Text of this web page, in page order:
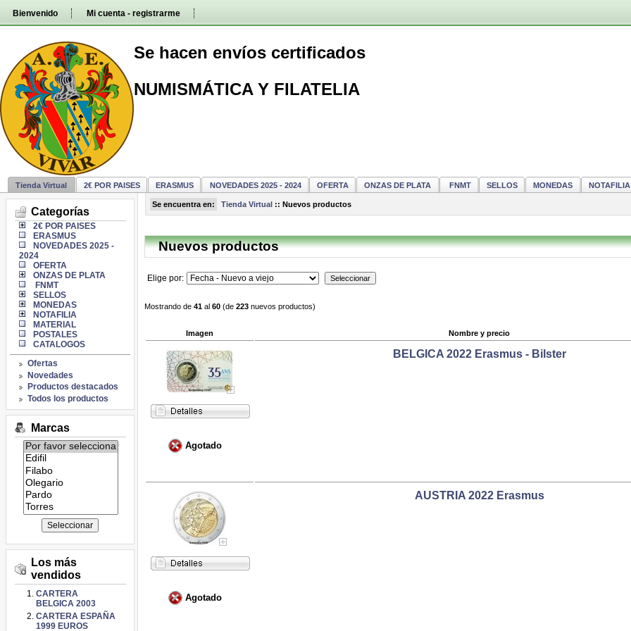
directamente
Bienvenido Mi cuenta - registrarme
Se hacen envíos certificados
NUMISMÁTICA Y FILATELIA
Tienda Virtual 2€ POR PAISES ERASMUS NOVEDADES 2025 - 2024 OFERTA ONZAS DE PLATA FNMT SELLOS MONEDAS NOTAFILIA
Categorías
2€ POR PAISES
ERASMUS
NOVEDADES 2025 -
2024
OFERTA
ONZAS DE PLATA
FNMT
SELLOS
MONEDAS
NOTAFILIA
MATERIAL
POSTALES
CATALOGOS
Ofertas
Novedades
Productos destacados
Todos los productos
Marcas
Listado
de
marcas:
Los más
vendidos
CARTERA
BELGICA 2003
CARTERA ESPAÑA
1999 EUROS
Se encuentra en: Tienda Virtual:: Nuevos productos
Nuevos productos
Elige por:
Mostrando de 41al 60(de 223nuevos productos)
Imagen Nombre y precio
Agotado
BELGICA 2022 Erasmus - Bilster
Agotado
AUSTRIA 2022 Erasmus